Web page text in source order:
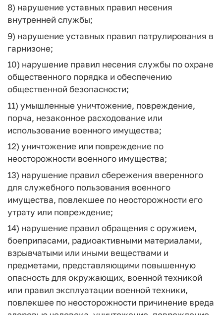
8) нарушение уставных правил несения
внутренней службы;
9) нарушение уставных правил патрулирования в
гарнизоне;
10) нарушение правил несения службы по охране
общественного порядка и обеспечению
общественной безопасности;
11) умышленные уничтожение, повреждение,
порча, незаконное расходование или
использование военного имущества;
12) уничтожение или повреждение по
неосторожности военного имущества;
13) нарушение правил сбережения вверенного
для служебного пользования военного
имущества, повлекшее по неосторожности его
утрату или повреждение;
14) нарушение правил обращения с оружием,
боеприпасами, радиоактивными материалами,
взрывчатыми или иными веществами и
предметами, представляющими повышенную
опасность для окружающих, военной техникой
или правил эксплуатации военной техники,
повлекшее по неосторожности причинение вреда